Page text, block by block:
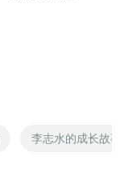
李志水的成长故事